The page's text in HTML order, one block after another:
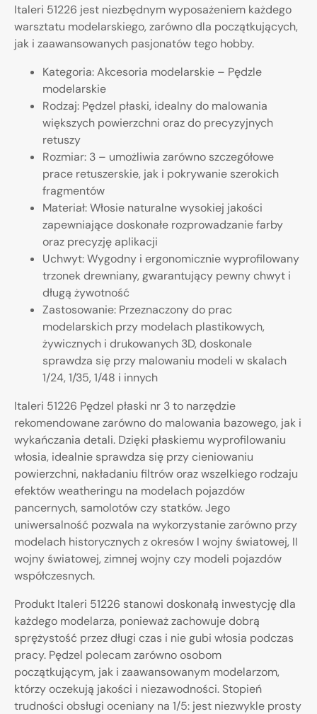
Italeri 51226 jest niezbędnym wyposażeniem każdego
warsztatu modelarskiego, zarówno dla początkujących,
jak i zaawansowanych pasjonatów tego hobby.
Kategoria: Akcesoria modelarskie – Pędzle
modelarskie
Rodzaj: Pędzel płaski, idealny do malowania
większych powierzchni oraz do precyzyjnych
retuszy
Rozmiar: 3 – umożliwia zarówno szczegółowe
prace retuszerskie, jak i pokrywanie szerokich
fragmentów
Materiał: Włosie naturalne wysokiej jakości
zapewniające doskonałe rozprowadzanie farby
oraz precyzję aplikacji
Uchwyt: Wygodny i ergonomicznie wyprofilowany
trzonek drewniany, gwarantujący pewny chwyt i
długą żywotność
Zastosowanie: Przeznaczony do prac
modelarskich przy modelach plastikowych,
żywicznych i drukowanych 3D, doskonale
sprawdza się przy malowaniu modeli w skalach
1/24, 1/35, 1/48 i innych
Italeri 51226 Pędzel płaski nr 3 to narzędzie
rekomendowane zarówno do malowania bazowego, jak i
wykańczania detali. Dzięki płaskiemu wyprofilowaniu
włosia, idealnie sprawdza się przy cieniowaniu
powierzchni, nakładaniu filtrów oraz wszelkiego rodzaju
efektów weatheringu na modelach pojazdów
pancernych, samolotów czy statków. Jego
uniwersalność pozwala na wykorzystanie zarówno przy
modelach historycznych z okresów I wojny światowej, II
wojny światowej, zimnej wojny czy modeli pojazdów
współczesnych.
Produkt Italeri 51226 stanowi doskonałą inwestycję dla
każdego modelarza, ponieważ zachowuje dobrą
sprężystość przez długi czas i nie gubi włosia podczas
pracy. Pędzel polecam zarówno osobom
początkującym, jak i zaawansowanym modelarzom,
którzy oczekują jakości i niezawodności. Stopień
trudności obsługi oceniany na 1/5: jest niezwykle prosty